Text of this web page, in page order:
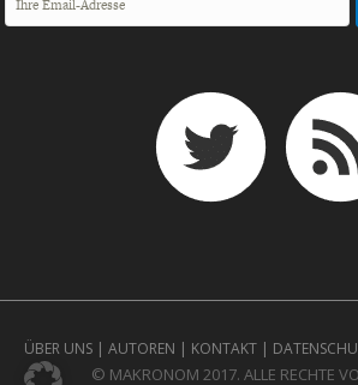
ÜBER UNS | AUTOREN | KONTAKT |
© MAKRONOM 2017. ALLE RECHTE